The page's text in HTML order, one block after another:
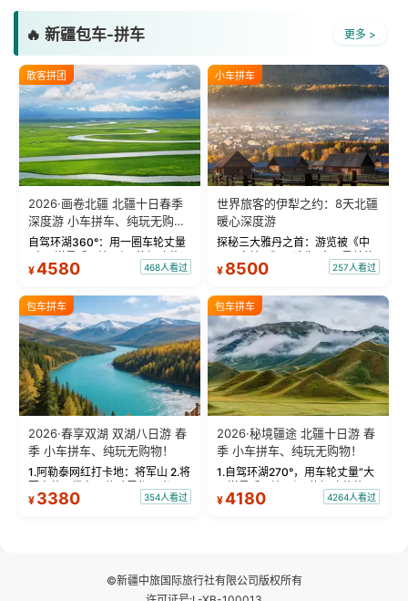
🔥 新疆包车-拼车 更多 >
散客拼团
2026·画卷北疆 北疆十日春季
深度游 小车拼车、纯玩无购
物！
自驾环湖360°：用一圈车轮丈量
“大西洋最后一滴眼泪”的极致蔚
蓝。 赛湖旅拍：甄选多款风格服
绝美瞬间。 赛湖坦克300跟车视
频：专业摄影师...
¥4580 468人看过
小车拼车
世界旅客的伊犁之约：8天北疆
暖心深度游
探秘三大雅丹之首：游览被《中
国国家地理》评选为“中国最美的
三大雅丹”第一名的克拉玛依魔鬼
瓦人最大村落——禾木村，欣赏
晨雾与小木...
¥ 8500 257人看过
包车拼车
2026·春享双湖 双湖八日游 春
季 小车拼车、纯玩无购物！
1.阿勒泰网红打卡地：将军山 2.将
军山落日缆车，体验雪都风光 3.
将军山，夕阳派对，蹦迪party 4.
¥ 3380 354人看过
包车拼车
2026·秘境疆途 北疆十日游 春
季 小车拼车、纯玩无购物！
1.自驾环湖270°，用车轮丈量“大
西洋最后一滴眼泪”的极致蔚蓝，
让雪山、花海与深邃湖水在转弯
¥4180 4264人看过
©新疆中旅国际旅行社有限公司版权所有